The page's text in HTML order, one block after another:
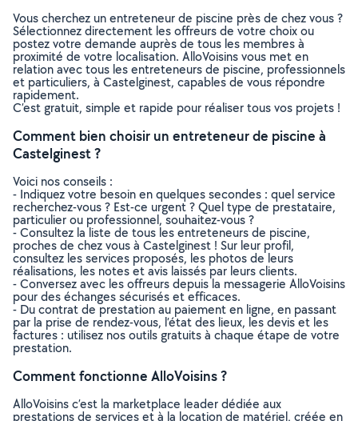
Vous cherchez un entreteneur de piscine près de chez vous ?
Sélectionnez directement les offreurs de votre choix ou
postez votre demande auprès de tous les membres à
proximité de votre localisation. AlloVoisins vous met en
relation avec tous les entreteneurs de piscine, professionnels
et particuliers, à Castelginest, capables de vous répondre
rapidement.
C’est gratuit, simple et rapide pour réaliser tous vos projets !
Comment bien choisir un entreteneur de piscine à
Castelginest ?
Voici nos conseils :
- Indiquez votre besoin en quelques secondes : quel service
recherchez-vous ? Est-ce urgent ? Quel type de prestataire,
particulier ou professionnel, souhaitez-vous ?
- Consultez la liste de tous les entreteneurs de piscine,
proches de chez vous à Castelginest ! Sur leur profil,
consultez les services proposés, les photos de leurs
réalisations, les notes et avis laissés par leurs clients.
- Conversez avec les offreurs depuis la messagerie AlloVoisins
pour des échanges sécurisés et efficaces.
- Du contrat de prestation au paiement en ligne, en passant
par la prise de rendez-vous, l’état des lieux, les devis et les
factures : utilisez nos outils gratuits à chaque étape de votre
prestation.
Comment fonctionne AlloVoisins ?
AlloVoisins c’est la marketplace leader dédiée aux
prestations de services et à la location de matériel, créée en